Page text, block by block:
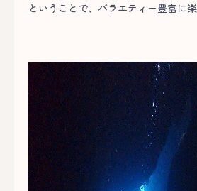
ということで、バラエティー豊富に